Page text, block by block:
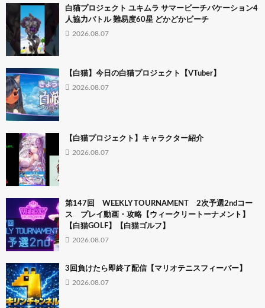
白猫プロジェクト ユキムラ サマービーチバケーション4
人協力バトル 難易度60星 どかどかビーチ
2026.08.07
【白猫】今日の白猫プロジェクト【VTuber】
2026.08.07
【白猫プロジェクト】キャラクター紹介
2026.08.07
第147回 WEEKLY TOURNAMENT 2次予選2ndコー
ス プレイ動画・攻略【ウィークリートーナメント】
【白猫GOLF】【白猫ゴルフ】
2026.08.07
3回負けたら即終了配信【マリオテニスフィーバー】
2026.08.07